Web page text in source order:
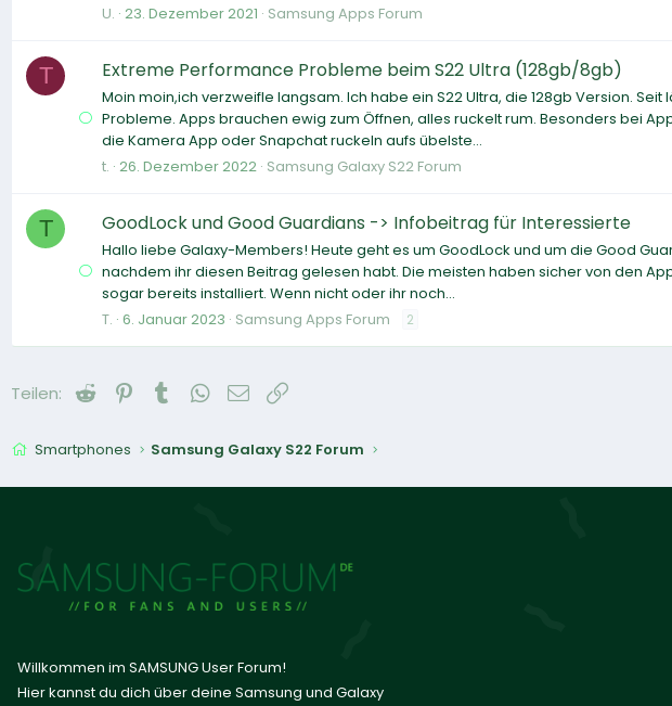
U. 23. Dezember 2021 Samsung Apps Forum
T Extreme Performance Probleme beim S22 Ultra (128gb/8gb)
Moin moin,ich verzweifle langsam. Ich habe ein S22 Ultra, die 128gb Version.
Probleme. Apps brauchen ewig zum Öffnen, alles ruckelt rum. Besonders bei
die Kamera App oder Snapchat ruckeln aufs übelste...
t. 26. Dezember 2022 Samsung Galaxy S22 Forum
T GoodLock und Good Guardians -> Infobeitrag für Interessierte
Hallo liebe Galaxy-Members! Heute geht es um GoodLock und um die Good
nachdem ihr diesen Beitrag gelesen habt. Die meisten haben sicher von den
sogar bereits installiert. Wenn nicht oder ihr noch...
T. 6. Januar 2023 Samsung Apps Forum 2
Teilen: Reddit PinterestTumblrWhatsApp
E-Mail
Smartphones Samsung Galaxy S22 Forum
Willkommen im SAMSUNG User Forum!
Hier kannst du dich über deine Samsung und Galaxy